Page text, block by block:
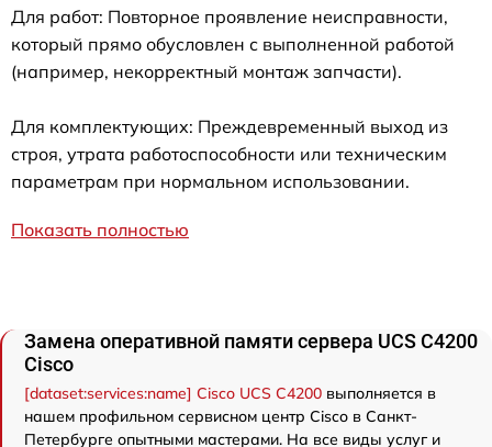
Для работ: Повторное проявление неисправности,
который прямо обусловлен с выполненной работой
(например, некорректный монтаж запчасти).
Для комплектующих: Преждевременный выход из
строя, утрата работоспособности или техническим
параметрам при нормальном использовании.
Показать полностью
Замена оперативной памяти сервера UCS C4200
Cisco
[dataset:services:name] Cisco UCS C4200 выполняется в
нашем профильном сервисном центр Cisco в Санкт-
Петербурге опытными мастерами. На все виды услуг и